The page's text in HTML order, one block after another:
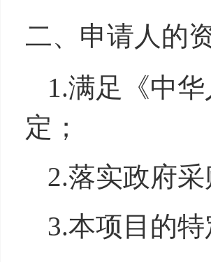
二、申请人
1.满足《中
定；
2.落实政府
3.本项目的